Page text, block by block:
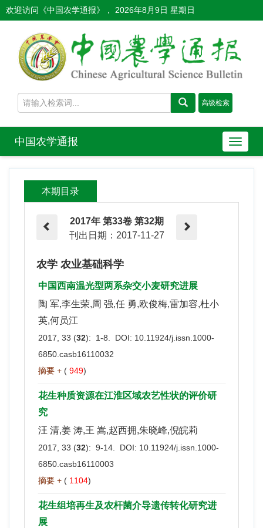
欢迎访问《中国农学通报》， 2026年8月9日 星期日
导
航
切
中国农学通报
本期目录
2017年 第33卷 第32期
刊出日期：2017-11-27
农学 农业基础科学
中国西南温光型两系杂交小麦研究进展
陶 军,李生荣,周 强,任 勇,欧俊梅,雷加容,杜小
英,何员江
2017, 33 (32): 1-8. DOI: 10.11924/j.issn.1000-
6850.casb16110032
摘要 + ( 949)
花生种质资源在江淮区域农艺性状的评价研
究
汪 清,姜 涛,王 嵩,赵西拥,朱晓峰,倪皖莉
2017, 33 (32): 9-14. DOI: 10.11924/j.issn.1000-
6850.casb16110003
摘要 + ( 1104)
花生组培再生及农杆菌介导遗传转化研究进
展